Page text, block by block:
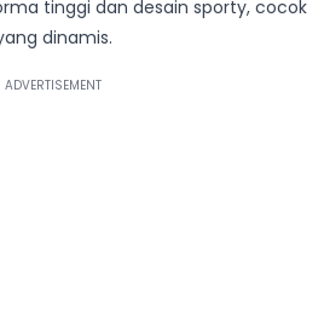
tinggi dan desain sporty, cocok
dinamis.